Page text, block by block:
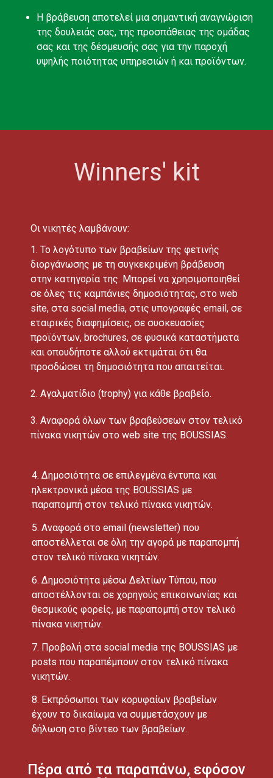
Η βράβευση αποτελεί μια σημαντική αναγνώριση
της δουλειάς σας, της προσπάθειας της ομάδας
σας και της δέσμευσής σας για την παροχή
υψηλής ποιότητας υπηρεσιών ή και προϊόντων.
Winners' kit
Οι νικητές λαμβάνουν:
1. Το λογότυπο των βραβείων της φετινής
διοργάνωσης με τη συγκεκριμένη βράβευση
στην κατηγορία της. Μπορεί να χρησιμοποιηθεί
σε όλες τις καμπάνιες δημοσιότητας, στο web
site, στα social media, στις υπογραφές email, σε
εταιρικές διαφημίσεις, σε συσκευασίες
προϊόντων, brochures, σε φυσικά καταστήματα
και οπουδήποτε αλλού εκτιμάται ότι θα
προσδώσει τη δημοσιότητα που απαιτείται.
2. Αγαλματίδιο (trophy) για κάθε βραβείο.
3. Αναφορά όλων των βραβεύσεων στον τελικό
πίνακα νικητών στο web site της BOUSSIAS.
4. Δημοσιότητα σε επιλεγμένα έντυπα και
ηλεκτρονικά μέσα της BOUSSIAS με
παραπομπή στον τελικό πίνακα νικητών.
5. Αναφορά στο email (newsletter) που
αποστέλλεται σε όλη την αγορά με παραπομπή
στον τελικό πίνακα νικητών.
6. Δημοσιότητα μέσω Δελτίων Τύπου, που
αποστέλλονται σε χορηγούς επικοινωνίας και
θεσμικούς φορείς, με παραπομπή στον τελικό
πίνακα νικητών.
7. Προβολή στα social media της BOUSSIAS με
posts που παραπέμπουν στον τελικό πίνακα
νικητών.
8. Εκπρόσωποι των κορυφαίων βραβείων
έχουν το δικαίωμα να συμμετάσχουν με
δήλωση στο βίντεο των βραβείων.
Πέρα από τα παραπάνω, εφόσον